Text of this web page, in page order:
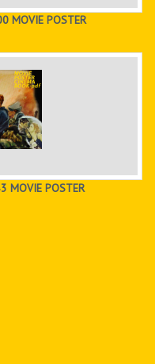
MOVIE POSTER
MOVIE POSTER